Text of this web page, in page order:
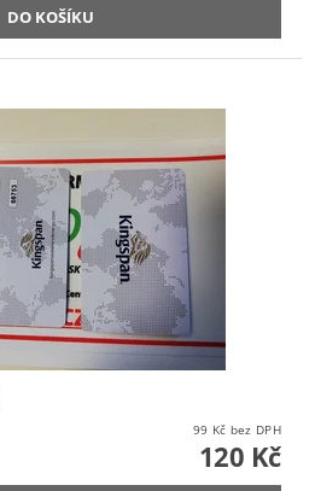
99 Kč bez DPH
120 Kč